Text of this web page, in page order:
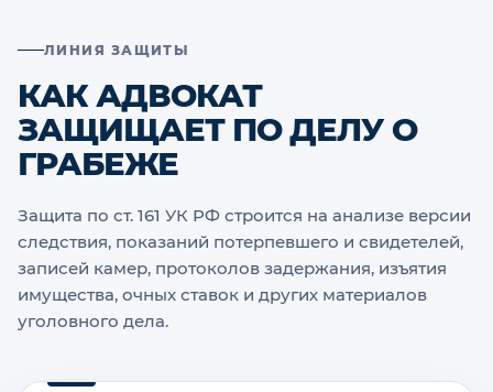
ЛИНИЯ ЗАЩИТЫ
КАК АДВОКАТ
ЗАЩИЩАЕТ ПО ДЕЛУ О
ГРАБЕЖЕ
Защита по ст. 161 УК РФ строится на анализе версии
следствия, показаний потерпевшего и свидетелей,
записей камер, протоколов задержания, изъятия
имущества, очных ставок и других материалов
уголовного дела.